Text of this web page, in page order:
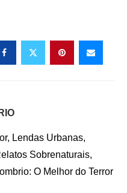
Lendas Urbanas,
Sobrenaturais,
O Melhor do Terror